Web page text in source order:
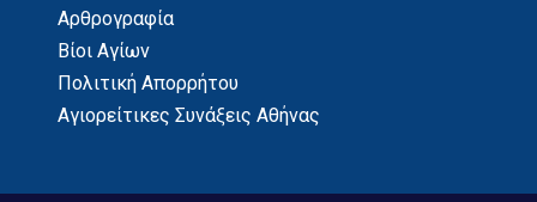
Αρθρογραφία
Βίοι Αγίων
Πολιτική Απορρήτου
Αγιορείτικες Συνάξεις Αθήνας